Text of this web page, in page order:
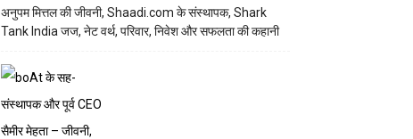
अनुपम मित्तल की जीवनी, Shaadi.com के संस्थापक, Shark
Tank India जज, नेट वर्थ, परिवार, निवेश और सफलता की कहानी